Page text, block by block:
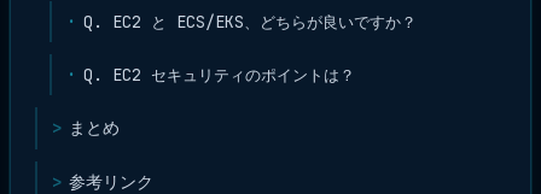
Q. EC2 と ECS/EKS、どちらが良いですか？
Q. EC2 セキュリティのポイントは？
まとめ
参考リンク